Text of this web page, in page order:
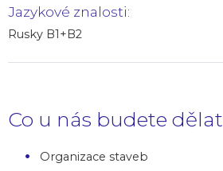
Jazykové znalosti:
Rusky B1+B2
Co u nás budete dělat
Organizace staveb